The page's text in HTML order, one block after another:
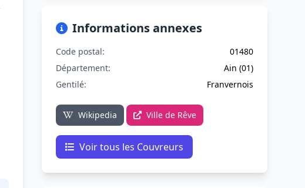
Informations annexes
Code postal:
01480
Département:
Ain (01)
Gentilé:
Franvernois
Wikipedia Ville de Rêve
Voir tous les Couvreurs